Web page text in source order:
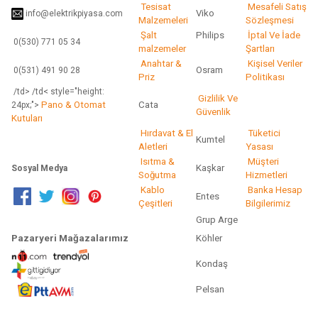
info@elektrikpiyasa.com
Tesisat
Malzemeleri
Viko
Mesafeli Satış
Sözleşmesi
0(530) 771 05 34
Şalt
malzemeler
Philips
İptal Ve İade
Şartları
0(531) 491 90 28
Anahtar &
Priz
Osram
Kişisel Veriler
Politikası
/td> /td< style="height:
24px;"> Pano & Otomat
Kutuları
Cata
Gizlilik Ve
Güvenlik
Hırdavat & El
Aletleri
Kumtel
Tüketici
Yasası
Sosyal Medya
Isıtma &
Soğutma
Kaşkar
Müşteri
Hizmetleri
Kablo
Çeşitleri
Entes
Banka Hesap
Bilgilerimiz
Grup Arge
Pazaryeri Mağazalarımız
Köhler
Kondaş
Pelsan